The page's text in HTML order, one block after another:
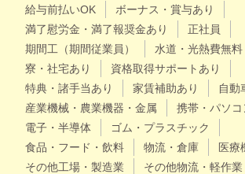
給与前払いOK
ボーナス・賞与あり
満了慰労金・満了報奨金あり
正社員
期間工（期間従業員）
水道・光熱費無料
寮・社宅あり
資格取得サポートあり
特典・諸手当あり
家賃補助あり
自動
産業機械・農業機器・金属
携帯・パソ
電子・半導体
ゴム・プラスチック
食品・フード・飲料
物流・倉庫
医療
その他工場・製造業
その他物流・軽作業